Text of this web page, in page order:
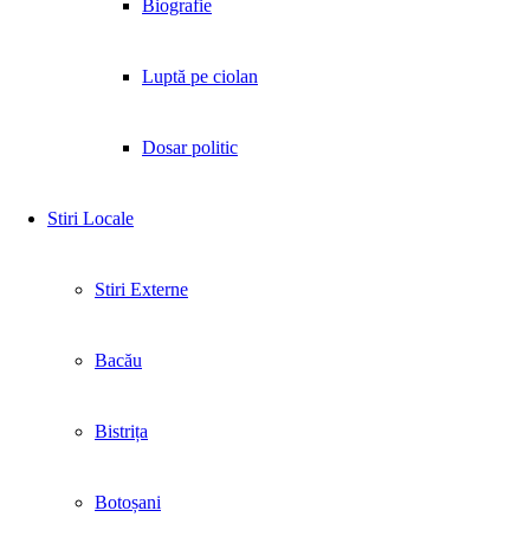
Biografie
Luptă pe ciolan
Dosar politic
Stiri Locale
Stiri Externe
Bacău
Bistrița
Botoșani